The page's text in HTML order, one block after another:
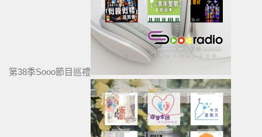
第38季Sooo節目巡禮